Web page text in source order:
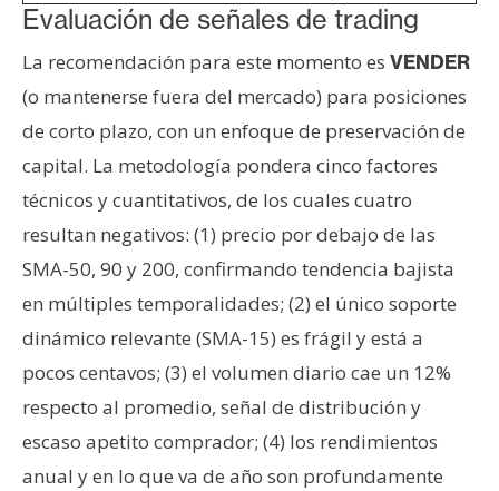
Evaluación de señales de trading
La recomendación para este momento es VENDER
(o mantenerse fuera del mercado) para posiciones
de corto plazo, con un enfoque de preservación de
capital. La metodología pondera cinco factores
técnicos y cuantitativos, de los cuales cuatro
resultan negativos: (1) precio por debajo de las
SMA-50, 90 y 200, confirmando tendencia bajista
en múltiples temporalidades; (2) el único soporte
dinámico relevante (SMA-15) es frágil y está a
pocos centavos; (3) el volumen diario cae un 12%
respecto al promedio, señal de distribución y
escaso apetito comprador; (4) los rendimientos
anual y en lo que va de año son profundamente